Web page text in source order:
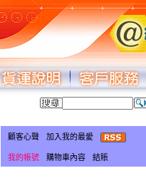
顧客心聲 加入我的最愛
我的帳號 購物車內容 結賬